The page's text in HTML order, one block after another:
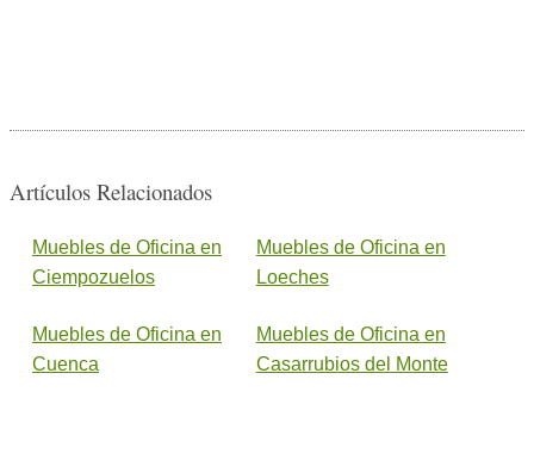
Artículos Relacionados
Muebles de Oficina en
Ciempozuelos
Muebles de Oficina en
Loeches
Muebles de Oficina en
Cuenca
Muebles de Oficina en
Casarrubios del Monte